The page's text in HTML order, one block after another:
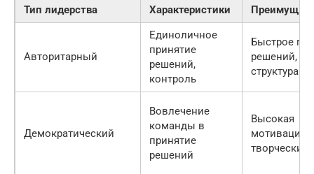
Тип лидерства Характеристики
Авторитарный
Единоличное
принятие
решений,
контроль
Быстрое
решений,
структура
Демократический
Вовлечение
команды в
принятие
решений
Высокая
мотивация,
творческий